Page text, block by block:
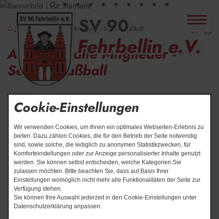
Cookie-Einstellungen
Wir verwenden Cookies, um Ihnen ein optimales Webseiten-Erlebnis zu
bieten. Dazu zählen Cookies, die für den Betrieb der Seite notwendig
sind, sowie solche, die lediglich zu anonymen Statistikzwecken, für
Komforteinstellungen oder zur Anzeige personalisierter Inhalte genutzt
werden. Sie können selbst entscheiden, welche Kategorien Sie
zulassen möchten. Bitte beachten Sie, dass auf Basis Ihrer
Einstellungen womöglich nicht mehr alle Funktionalitäten der Seite zur
Verfügung stehen.
Sie können Ihre Auswahl jederzeit in den Cookie-Einstellungen unter
Datenschutzerklärung anpassen.
Start Aufruf an alle Mitglieder - Sektion Fußball
Aufruf an alle Mitglieder -
Sektion Fußball